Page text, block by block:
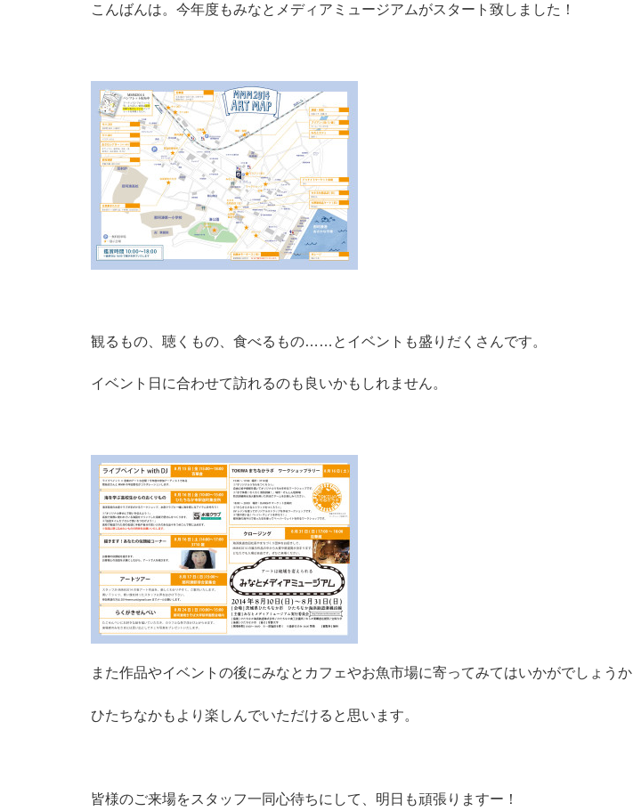
こんばんは。今年度もみなとメディアミュージアムがスタート致しました！
観るもの、聴くもの、食べるもの……とイベントも盛りだくさんです。
イベント日に合わせて訪れるのも良いかもしれません。
また作品やイベントの後にみなとカフェやお魚市場に寄ってみてはいかがでしょうか
ひたちなかもより楽しんでいただけると思います。
皆様のご来場をスタッフ一同心待ちにして、明日も頑張りますー！